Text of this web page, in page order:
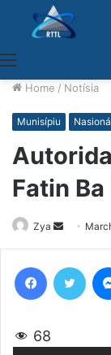
Home / Notísia
Munisípiu
Fatin
Zya
Send
an
email
68